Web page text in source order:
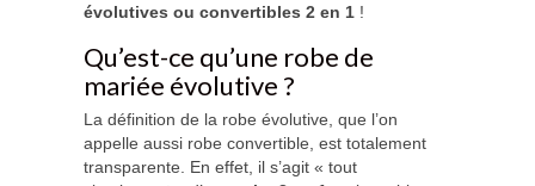
évolutives ou convertibles 2 en 1 !
Qu’est-ce qu’une robe de
mariée évolutive ?
La définition de la robe évolutive, que l’on
appelle aussi robe convertible, est totalement
transparente. En effet, il s’agit « tout